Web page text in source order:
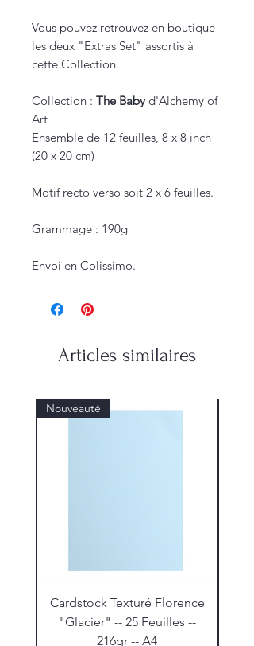
Vous pouvez retrouvez en boutique
les deux "Extras Set" assortis à
cette Collection.
Collection : The Babyd'Alchemy of
Art
Ensemble de 12 feuilles, 8 x 8 inch
(20 x 20 cm)
Motif recto verso soit 2 x 6 feuilles.
Grammage : 190g
Envoi en Colissimo.
Articles similaires
Nouveauté
Cardstock Texturé Florence
"Glacier" -- 25 Feuilles --
216gr -- A4